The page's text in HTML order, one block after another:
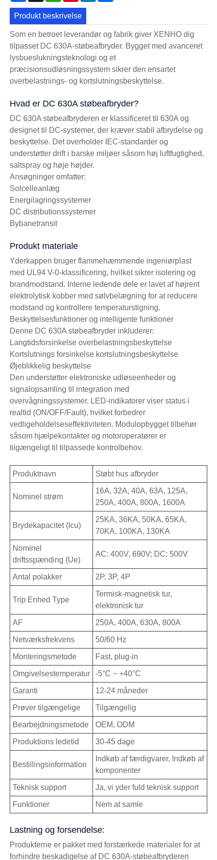
Produkt beskrivelse
Som en betroet leverandør og fabrik giver XENHO dig
tilpasset DC 630A-støbeafbryder. Bygget med avanceret
lysbueslukningsteknologi og et
præcisionsudløsningssystem sikrer den ensartet
overbelastnings- og kortslutningsbeskyttelse.
Hvad er DC 630A støbeafbryder?
DC 630A støbeafbryderen er klassificeret til 630A og
designet til DC-systemer, der kræver stabil afbrydelse og
beskyttelse. Det overholder IEC-standarder og
understøtter drift i barske miljøer såsom høj luftfugtighed,
saltspray og høje højder.
Ansøgninger omfatter:
Solcelleanlæg
Energilagringssystemer
DC distributionssystemer
Bybanetransit
Produkt materiale
Yderkappen bruger flammehæmmende ingeniørplast
med UL94 V-0-klassificering, hvilket sikrer isolering og
brandmodstand. Interne ledende dele er lavet af højrent
elektrolytisk kobber med sølvbelægning for at reducere
modstand og kontrollere temperaturstigning.
Beskyttelsesfunktioner og intelligente funktioner
Denne DC 630A støbeafbryder inkluderer:
Langtidsforsinkelse overbelastningsbeskyttelse
Kortslutnings forsinkelse kortslutningsbeskyttelse
Øjeblikkelig beskyttelse
Den understøtter elektroniske udløseenheder og
signalopsamling til integration med
overvågningssystemer. LED-indikatorer viser status i
realtid (ON/OFF/Fault), hvilket forbedrer
vedligeholdelseseffektiviteten. Modulopbygget tilbehør
såsom hjælpekontakter og motoroperatører er
tilgængeligt til tilpassede kontrolbehov.
Produktnavn Støbt hus afbryder
Nominel strøm
16A, 32A, 40A, 63A, 125A,
250A, 400A, 800A, 1600A
Brydekapacitet (Icu)
25KA, 36KA, 50KA, 65KA,
70KA, 100KA, 130KA
Nominel
driftsspænding (Ue)
AC: 400V, 690V; DC: 500V
Antal polakker 2P, 3P, 4P
Trip Enhed Type
Termisk-magnetisk tur,
elektronisk tur
AF 250A, 400A, 630A, 800A
Netværksfrekvens 50/60 Hz
Monteringsmetode Fast, plug-in
Omgivelsestemperatur -5°C ~ +40°C
Garanti 12-24 måneder
Prøver tilgængelige Tilgængelig
Bearbejdningsmetode OEM, ODM
Produktions ledetid 30-45 dage
Bestillingsinformation
Indkøb af færdigvarer, Indkøb af
komponenter
Teknisk support Ja, vi yder fuld teknisk support
Funktioner Nem at samle
Lastning og forsendelse:
Produkterne er pakket med forstærkede materialer for at
forhindre beskadigelse af DC 630A-støbeafbryderen